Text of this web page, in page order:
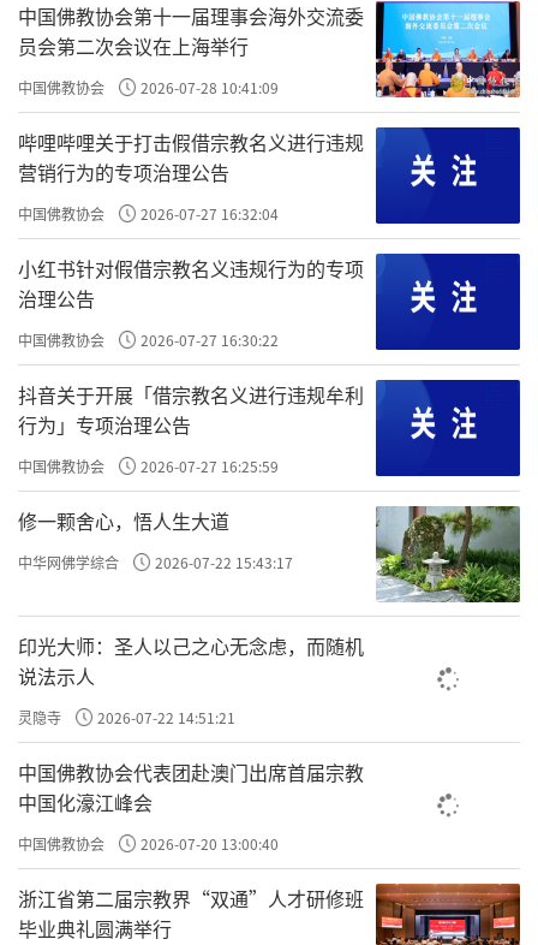
如果你真的找不到哪个寺院正在做佛像或
者要建佛塔，还有一个办法。你到郊外或者山
上，找一个清静且比较安静的地方，在树下挖
一个洞，把抄好的经书用塑胶纸包好，再把它
埋起来。因为塑胶纸防水，不会烂掉。
你现在把经典埋下去，它可能会经历几百
年、几千年，到那时世界上可能已经没有佛法
了，偶然间有人把它挖了出来，佛法还可以重
现，这可是很大的功德。
有很多古代的法师们就会把经典埋在石
窟、山洞里面。很多的《大藏经》在刻好后被
埋在山洞里，像《房山石经》就是这样一片一
片地刻好后被埋进去的。
后来被发现，出土之后，对照我们现在的
经典，发现现代的经典里有些字是不对的，就
依照这些古代的经典把错字纠正过来，这是非
常有意义的事情。
中国佛教协会第十一届理事会海外交流委
员会第二次会议在上海举行
中国佛教协会 2026-07-28 10:41:09
哔哩哔哩关于打击假借宗教名义进行违规
营销行为的专项治理公告
中国佛教协会 2026-07-27 16:32:04
小红书针对假借宗教名义违规行为的专项
治理公告
中国佛教协会 2026-07-27 16:30:22
抖音关于开展「借宗教名义进行违规牟利
行为」专项治理公告
中国佛教协会 2026-07-27 16:25:59
修一颗舍心，悟人生大道
中华网佛学综合 2026-07-22 15:43:17
印光大师：圣人以己之心无念虑，而随机
说法示人
灵隐寺 2026-07-22 14:51:21
中国佛教协会代表团赴澳门出席首届宗教
中国化濠江峰会
中国佛教协会 2026-07-20 13:00:40
浙江省第二届宗教界“双通”人才研修班
毕业典礼圆满举行